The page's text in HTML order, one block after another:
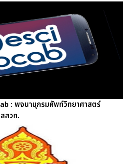
: พจนานุกรมศัพท์วิทยาศาสตร์
สวท.